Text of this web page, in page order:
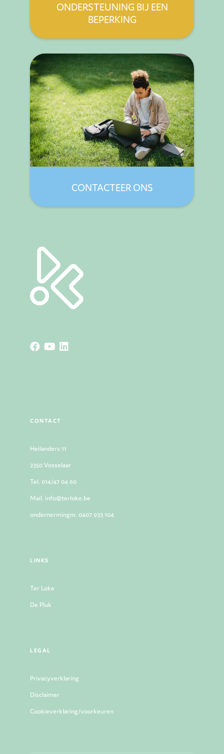
ONDERSTEUNING BIJ EEN
BEPERKING
CONTACTEER ONS
CONTACT
Heilanders 11
2350 Vosselaar
Tel. 014/47 04 60
Mail. info@terloke.be
ondernermingnr. 0407 933 104
LINKS
Ter Loke
De Pluk
LEGAL
Privacyverklaring
Disclaimer
Cookieverklaring/voorkeuren